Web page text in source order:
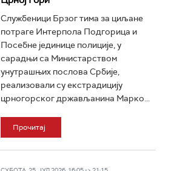
Службеници Брзог тима за циљане
потраге Интерпола Подгорица и
Посебне јединице полиције, у
сарадњи са Министарством
унутрашњих послова Србије,
реализовали су екстрадицију
црногорског држављанина Марко...
Прочитај